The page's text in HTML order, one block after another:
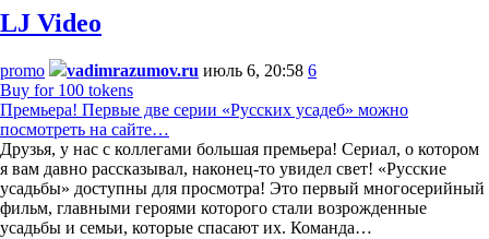
LJ Video
promo vadimrazumov.ru июль 6, 20:58 6
Buy for 100 tokens
Премьера! Первые две серии «Русских усадеб» можно
посмотреть на сайте…
Друзья, у нас с коллегами большая премьера! Сериал, о котором
я вам давно рассказывал, наконец-то увидел свет! «Русские
усадьбы» доступны для просмотра! Это первый многосерийный
фильм, главными героями которого стали возрожденные
усадьбы и семьи, которые спасают их. Команда…